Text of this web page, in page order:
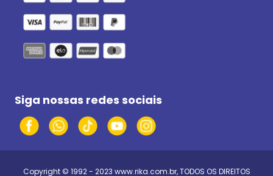
Siga nossas redes sociais
Copyright © 1992 - 2023 www.rika.com.br, TODOS OS DIREITOS